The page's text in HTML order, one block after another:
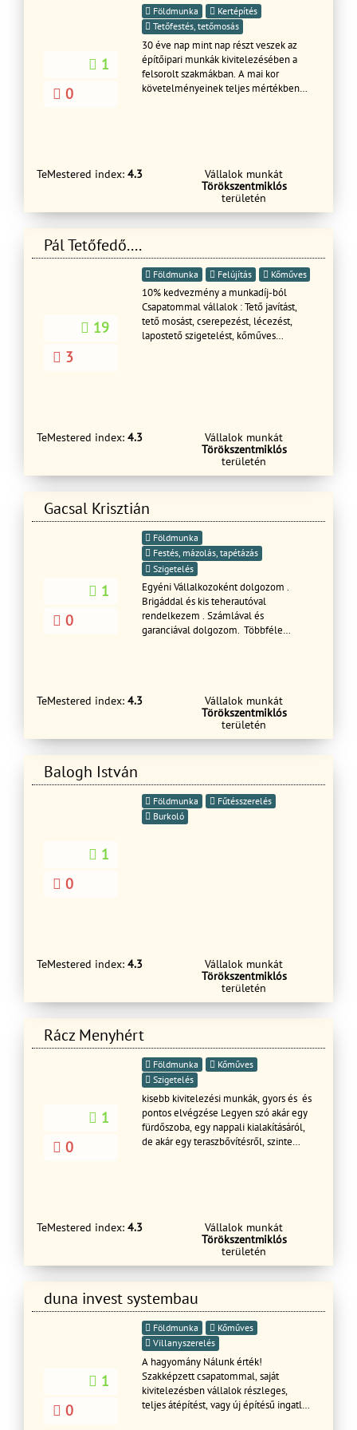
1
0
Földmunka
Kertépítés
Tetőfestés, tetőmosás
30 éve nap mint nap részt veszek az
építőipari munkák kivitelezésében a
felsorolt szakmákban. A mai kor
követelményeinek teljes mértékben
TeMestered index: 4.3
Vállalok munkát
Törökszentmiklós
területén
Pál Tetőfedő....
19
3
Földmunka Felújítás Kőműves
10% kedvezmény a munkadíj-ból
Csapatommal vállalok : Tető javítást,
tető mosást, cserepezést, lécezést,
lapostető szigetelést, kőműves
TeMestered index: 4.3
Vállalok munkát
Törökszentmiklós
területén
Gacsal Krisztián
1
0
Földmunka
Festés, mázolás, tapétázás
Szigetelés
Egyéni Vállalkozoként dolgozom .
Brigáddal és kis teherautóval
rendelkezem . Számlával és
garanciával dolgozom. Többféle
TeMestered index: 4.3
Vállalok munkát
Törökszentmiklós
területén
Balogh István
1
0
Földmunka
Fűtésszerelés
Burkoló
TeMestered index: 4.3
Vállalok munkát
Törökszentmiklós
területén
Rácz Menyhért
1
0
Földmunka
Kőműves
Szigetelés
kisebb kivitelezési munkák, gyors és és
pontos elvégzése Legyen szó akár egy
fürdőszoba, egy nappali kialakításáról,
de akár egy teraszbővítésről, szinte
Forduljon hozzánk bizalommal!
szobafestés, mázolás, kültéri festés,
homlokzati hőszigetelés, lakásfelújítás,
tapétázás és egyéb felületmegújítás
TeMestered index: 4.3
Vállalok munkát
Törökszentmiklós
területén
duna invest systembau
1
0
Földmunka
Kőműves
Villanyszerelés
A hagyomány Nálunk érték!
Szakképzett csapatommal, saját
kivitelezésben vállalok részleges,
teljes átépítést, vagy új építésű ingatlan